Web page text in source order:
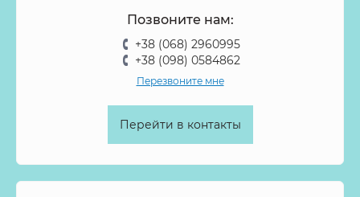
Позвоните нам:
+38 (068) 2960995
+38 (098) 0584862
Перезвоните мне
Перейти в контакты